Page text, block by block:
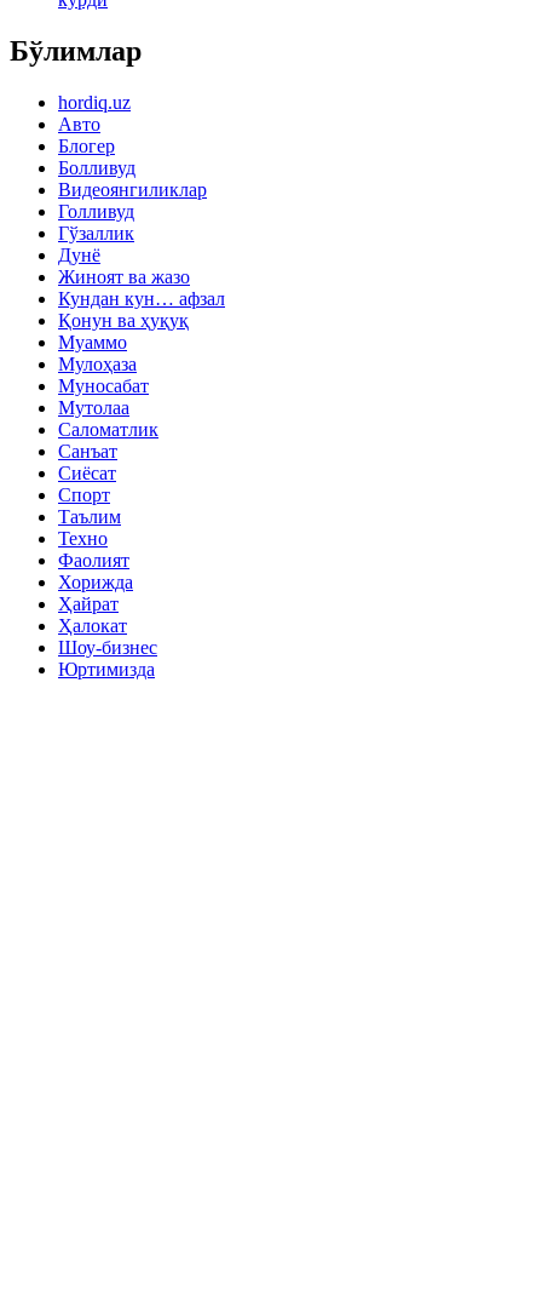
Бўлимлар
hordiq.uz
Авто
Блогер
Болливуд
Видеоянгиликлар
Голливуд
Гўзаллик
Дунё
Жиноят ва жазо
Кундан кун… афзал
Қонун ва ҳуқуқ
Муаммо
Мулоҳаза
Муносабат
Мутолаа
Саломатлик
Санъат
Сиёсат
Спорт
Таълим
Техно
Фаолият
Хорижда
Ҳайрат
Ҳалокат
Шоу-бизнес
Юртимизда